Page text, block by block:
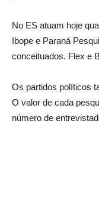
No ES atuam hoje
Ibope e Paraná
conceituados. Flex e
Os partidos políticos
O valor de cada
número de